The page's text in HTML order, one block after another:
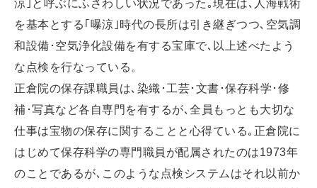
涼｣と呼ぶにふさわしい状況であった｡現在は､人海戦術
を基本とする｢曝涼｣時代の長所は引き継ぎつつ､空気調
和設備･空気浄化設備を有する宝庫で､以上述べたよう
な点検を行なっている。
正倉院の保存課職員は､染織･工芸･文書･保存科学･修
補･写真など各自専門を有するが､全員もっとも大切な
仕事は宝物の保存に関することと心得ている｡正倉院に
はじめて保存科学の専門職員が配属されたのは1973年
のことであるが､このような点検システムはそれ以前か